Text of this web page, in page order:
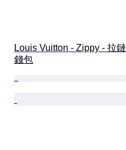
Louis Vuitton - Zippy - 拉鏈
錢包